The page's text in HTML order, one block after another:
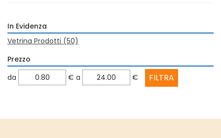
In Evidenza
Vetrina Prodotti (50)
Prezzo
filtra
da € filtra
a €